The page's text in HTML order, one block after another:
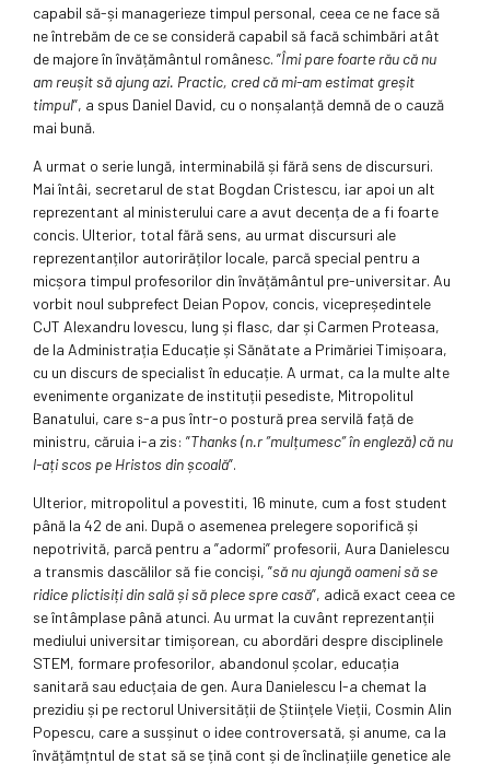
capabil să-și managerieze timpul personal, ceea ce ne face să
ne întrebăm de ce se consideră capabil să facă schimbări atât
de majore în învățământul românesc. ”Îmi pare foarte rău că nu
am reușit să ajung azi. Practic, cred că mi-am estimat greșit
timpul”, a spus Daniel David, cu o nonșalanță demnă de o cauză
mai bună.
A urmat o serie lungă, interminabilă și fără sens de discursuri.
Mai întâi, secretarul de stat Bogdan Cristescu, iar apoi un alt
reprezentant al ministerului care a avut decența de a fi foarte
concis. Ulterior, total fără sens, au urmat discursuri ale
reprezentanților autorirăților locale, parcă special pentru a
micșora timpul profesorilor din învățământul pre-universitar. Au
vorbit noul subprefect Deian Popov, concis, vicepreședintele
CJT Alexandru Iovescu, lung și flasc, dar și Carmen Proteasa,
de la Administrația Educație și Sănătate a Primăriei Timișoara,
cu un discurs de specialist în educație. A urmat, ca la multe alte
evenimente organizate de instituții pesediste, Mitropolitul
Banatului, care s-a pus într-o postură prea servilă față de
ministru, căruia i-a zis: ”Thanks (n.r ”mulțumesc” în engleză) că nu
l-ați scos pe Hristos din școală”.
Ulterior, mitropolitul a povestiti, 16 minute, cum a fost student
până la 42 de ani. După o asemenea prelegere soporifică și
nepotrivită, parcă pentru a ”adormi” profesorii, Aura Danielescu
a transmis dascălilor să fie conciși, ”să nu ajungă oameni să se
ridice plictisiți din sală și să plece spre casă”, adică exact ceea ce
se întâmplase până atunci. Au urmat la cuvânt reprezentanții
mediului universitar timișorean, cu abordări despre disciplinele
STEM, formare profesorilor, abandonul școlar, educația
sanitară sau educțaia de gen. Aura Danielescu l-a chemat la
prezidiu și pe rectorul Universității de Științele Vieții, Cosmin Alin
Popescu, care a susșinut o idee controversată, și anume, ca la
învățămțntul de stat să se țină cont și de înclinațiile genetice ale